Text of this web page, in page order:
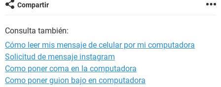
Compartir
Consulta también:
Cómo leer mis mensaje de celular por mi computadora
Solicitud de mensaje instagram
Como poner coma en la computadora
Como poner guion bajo en computadora